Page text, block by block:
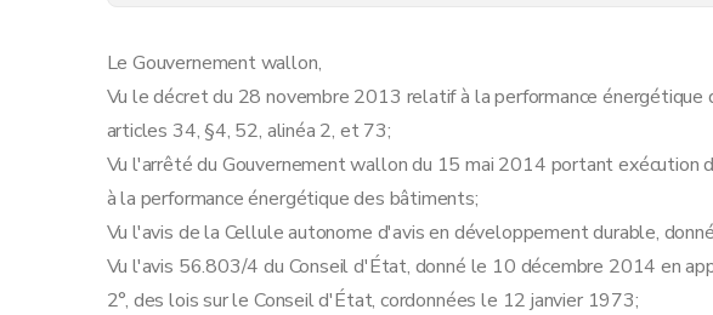
Le Gouvernement wallon,
Vu le décret du 28 novembre 2013 relatif à la performance
articles 34, §4, 52, alinéa 2, et 73;
Vu l'arrêté du Gouvernement wallon du 15 mai 2014 portant
à la performance énergétique des bâtiments;
Vu l'avis de la Cellule autonome d'avis en développement durable,
Vu l'avis 56.803/4 du Conseil d'État, donné le 10 décembre 2014 en
2°, des lois sur le Conseil d'État, cordonnées le 12 janvier 1973;